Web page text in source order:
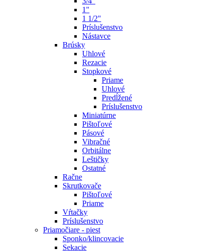
1"
1 1/2"
Príslušenstvo
Nástavce
Brúsky
Uhlové
Rezacie
Stopkové
Priame
Uhlové
Predĺžené
Príslušenstvo
Miniatúrne
Pištoľové
Pásové
Vibračné
Orbitálne
Leštičky
Ostatné
Račne
Skrutkovače
Pištoľové
Priame
Vŕtačky
Príslušenstvo
Priamočiare - piest
Sponko/klincovacie
Sekacie